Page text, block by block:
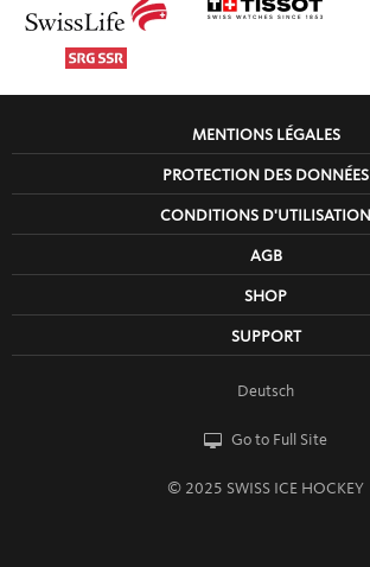
MENTIONS LÉGALES
PROTECTION DES DONNÉES
CONDITIONS D'UTILISATION
AGB
SHOP
SUPPORT
Deutsch
Go to Full Site
© 2025 SWISS ICE HOCKEY